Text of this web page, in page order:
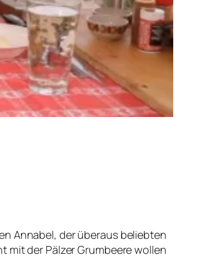
Annabel, der überaus beliebten
mit der Pälzer Grumbeere wollen